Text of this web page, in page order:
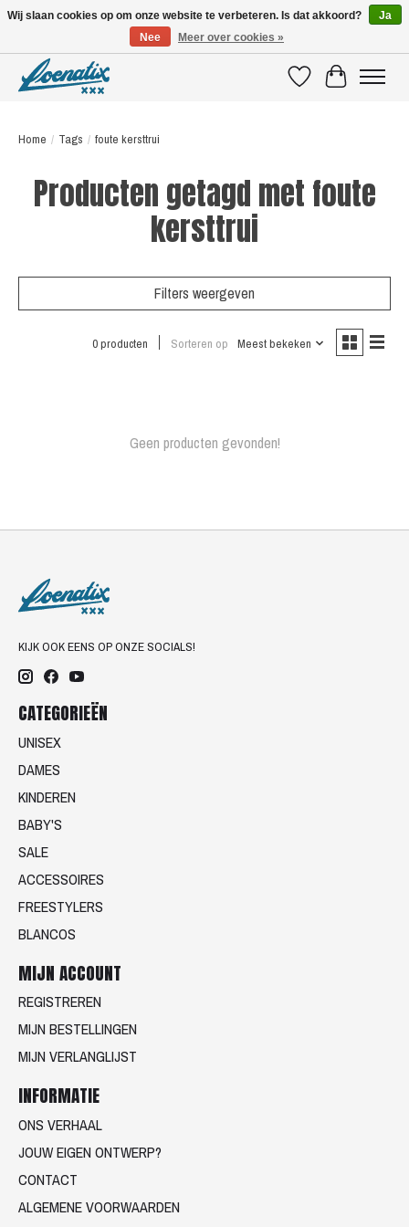
VerlanglijstWinkelwagen
Home / Tags / foute kersttrui
Producten getagd met foute
kersttrui
Filters weergeven
0 producten Sorteren op Meest bekeken
Geen producten gevonden!
KIJK OOK EENS OP ONZE SOCIALS!
CATEGORIEËN
UNISEX
DAMES
KINDEREN
BABY'S
SALE
ACCESSOIRES
FREESTYLERS
BLANCOS
MIJN ACCOUNT
REGISTREREN
MIJN BESTELLINGEN
MIJN VERLANGLIJST
INFORMATIE
ONS VERHAAL
JOUW EIGEN ONTWERP?
CONTACT
ALGEMENE VOORWAARDEN
Wij slaan cookies op om onze website te verbeteren. Is dat akkoord?
Ja
Nee
Meer over cookies »